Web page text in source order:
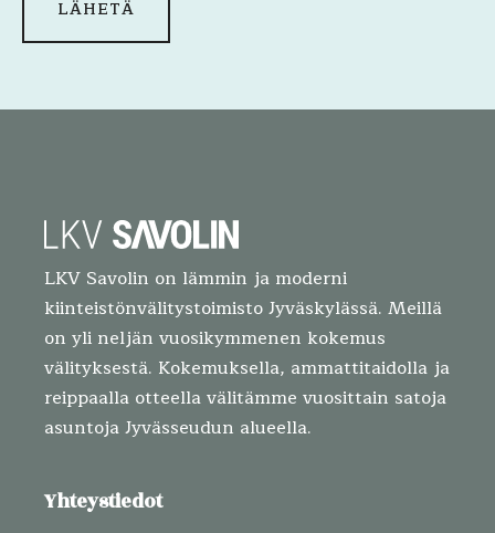
LKV Savolin on lämmin ja moderni
kiinteistönvälitystoimisto Jyväskylässä. Meillä
on yli neljän vuosikymmenen kokemus
välityksestä. Kokemuksella, ammattitaidolla ja
reippaalla otteella välitämme vuosittain satoja
asuntoja Jyvässeudun alueella.
Yhteystiedot